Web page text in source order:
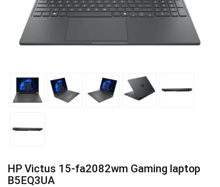
HP Victus 15-fa2082wm Gaming laptop
B5EQ3UA